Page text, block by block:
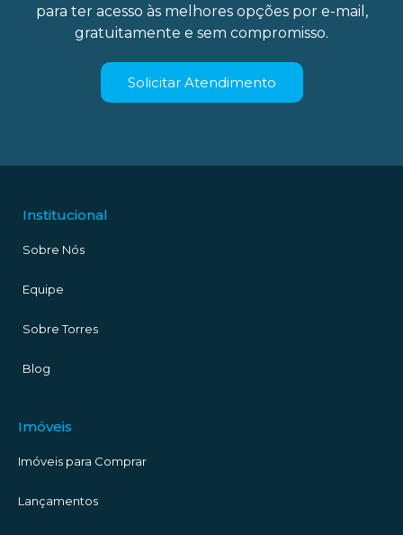
para ter acesso às melhores opções por e-mail,
gratuitamente e sem compromisso.
Solicitar Atendimento
Institucional
Sobre Nós
Equipe
Sobre Torres
Blog
Imóveis
Imóveis para Comprar
Lançamentos